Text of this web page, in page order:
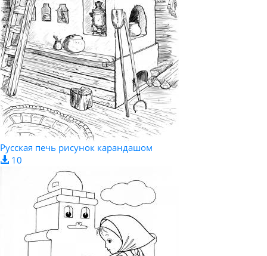
Русская печь рисунок карандашом
10